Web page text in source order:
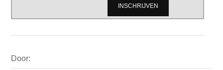
Sidebar
Door: